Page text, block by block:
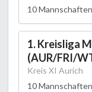
10 Mannschaften
1. Kreisliga
(AUR/FRI/
Kreis XI Aurich
10 Mannschaften